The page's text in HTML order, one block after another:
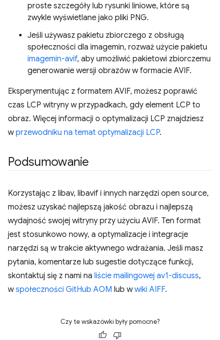
proste szczegóły lub rysunki liniowe, które są
zwykle wyświetlane jako pliki PNG.
Jeśli używasz pakietu zbiorczego z obsługą
społeczności dla imagemin, rozważ użycie pakietu
imagemin-avif, aby umożliwić pakietowi zbiorczemu
generowanie wersji obrazów w formacie AVIF.
Eksperymentując z formatem AVIF, możesz poprawić
czas LCP witryny w przypadkach, gdy element LCP to
obraz. Więcej informacji o optymalizacji LCP znajdziesz
wprzewodniku na temat optymalizacji LCP.
Podsumowanie
Korzystając z libav, libavif i innych narzędzi open source,
możesz uzyskać najlepszą jakość obrazu i najlepszą
wydajność swojej witryny przy użyciu AVIF. Ten format
jest stosunkowo nowy, a optymalizacje i integracje
narzędzi są w trakcie aktywnego wdrażania. Jeśli masz
pytania, komentarze lub sugestie dotyczące funkcji,
skontaktuj się z nami na liście mailingowej av1-discuss,
wspołeczności GitHub AOM lub wwiki AIFF.
Czy te wskazówki były pomocne?